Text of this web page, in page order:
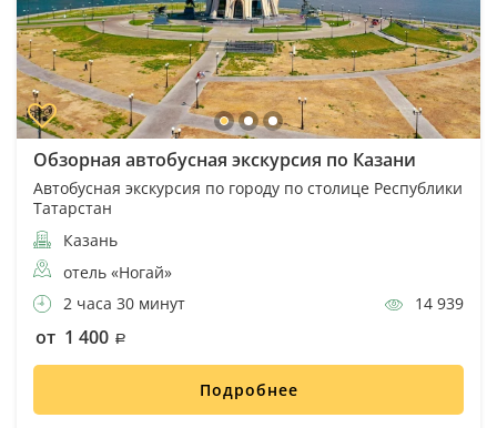
Обзорная автобусная экскурсия по Казани
Автобусная экскурсия по городу по столице Республики
Татарстан
Казань
отель «Ногай»
2 часа 30 минут
14 939
от 1 400
Подробнее